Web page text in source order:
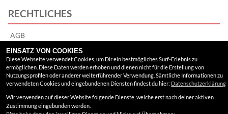
RECHTLICHES
AGB
Impressum
Datenschutz
Barrierefreiheit
EINSATZ VON COOKIES
Diese Webseite verwendet Cookies, um Dir ein bestmögliches Surf-Erlebnis zu
ermöglichen. Diese Daten werden erhoben und dienen nicht für die Erstellung von
Nutzungsprofilen oder anderer weiterführender Verwendung. Sämtliche Informationen zu
verwendeten Cookies und eingebundenen Diensten findest du hier: Datenschutzerklärung
Wir verwenden auf dieser Website folgende Dienste, welche erst nach deiner aktiven
Zustimmung eingebunden werden.